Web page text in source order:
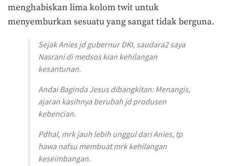
menghabiskan lima kolom twit untuk
menyemburkan sesuatu yang sangat tidak berguna.
Sejak Anies jd gubernur DKI, saudara2 saya
Nasrani di medsos kian kehilangan
kesantunan.
Andai Baginda Jesus dibangkitan: Menangis,
ajaran kasihnya berubah jd produsen
kebencian.
Pdhal, mrk jauh lebih unggul dari Anies, tp
hawa nafsu membuat mrk kehilangan
keseimbangan.